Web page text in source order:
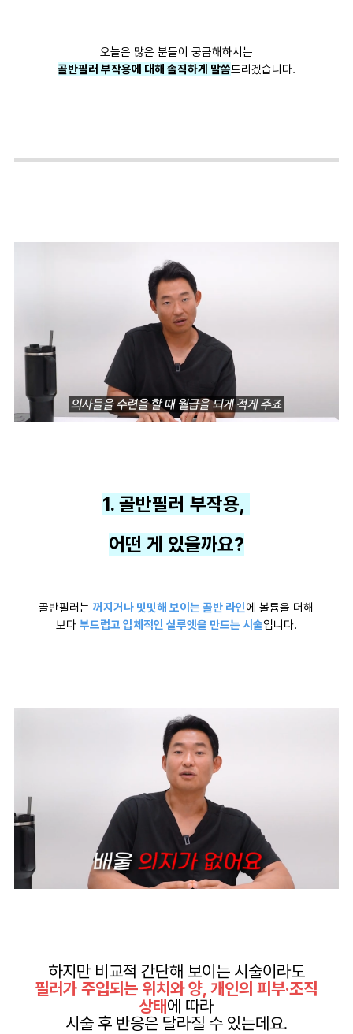
오늘은 많은 분들이 궁금해하시는
골반필러 부작용에 대해 솔직하게 말씀드리겠습니다.
1. 골반필러 부작용,
어떤 게 있을까요?
골반필러는꺼지거나 밋밋해 보이는 골반 라인에 볼륨을 더해
보다 부드럽고 입체적인 실루엣을 만드는 시술입니다.
하지만 비교적 간단해 보이는 시술이라도
필러가 주입되는 위치와 양, 개인의 피부·조직
상태에 따라
시술 후 반응은 달라질 수 있는데요.